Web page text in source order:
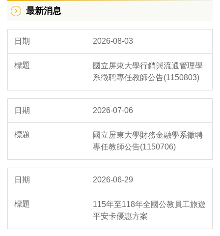
組織架構
分層負責明細表
WebITR差勤系統
表單下載
作業流程
勞資會議
最新消息
2026-08-03
國立屏東大學行銷與流通管理學
系徵聘專任教師公告(1150803)
2026-07-06
國立屏東大學財務金融學系徵聘
專任教師公告(1150706)
2026-06-29
115年至118年全國公教員工旅遊
平安卡優惠方案